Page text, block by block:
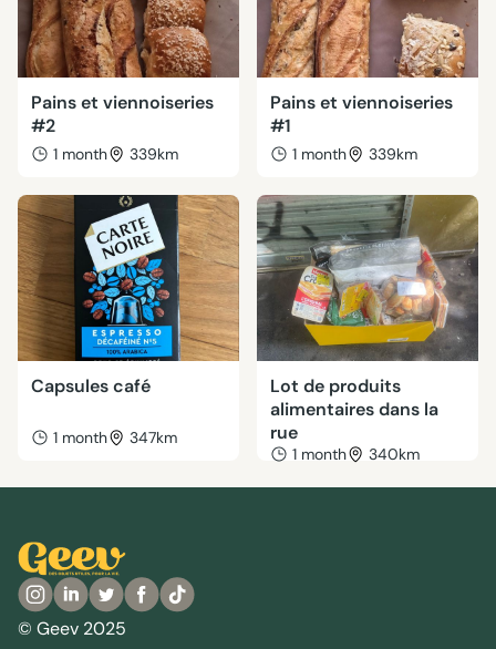
Pains et viennoiseries
#2
1 month 339km
Pains et viennoiseries
#1
1 month 339km
Capsules café
1 month 347km
Lot de produits
alimentaires dans la
rue
1 month 340km
© Geev 2025